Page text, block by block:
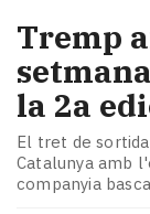
Tremp
la 2a
El tret de
Catalunya amb
companyia